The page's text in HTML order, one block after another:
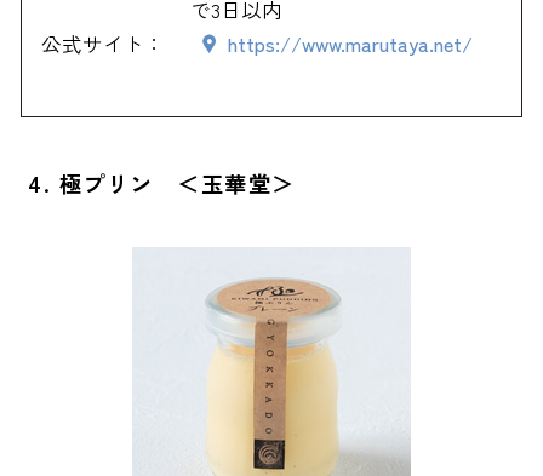
で3日以内
公式サイト：
https://www.marutaya.net/
4. 極プリン ＜玉華堂＞